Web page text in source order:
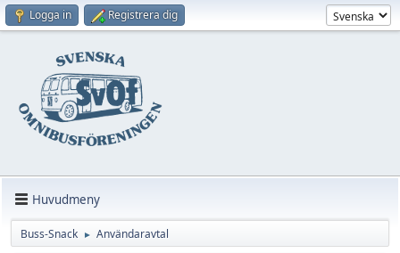
Logga in Registrera dig
Huvudmeny
Buss-Snack ► Användaravtal